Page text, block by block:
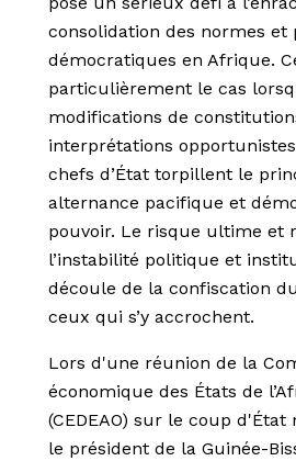
consolidation des normes et
démocratiques en Afrique.
particulièrement le cas
modifications de
interprétations
chefs d’État torpillent le
alternance pacifique et
pouvoir. Le risque ultime et
l’instabilité politique et
découle de la confiscation
ceux qui s’y accrochent.
Lors d'une réunion de la
économique des États de
(CEDEAO) sur le coup
le président de la Guinée-